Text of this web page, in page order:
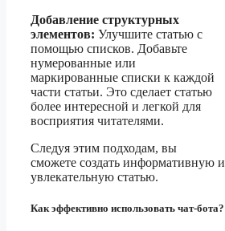
Добавление структурных
элементов: Улучшите статью с
помощью списков. Добавьте
нумерованные или
маркированные списки к каждой
части статьи. Это сделает статью
более интересной и легкой для
восприятия читателями.
Следуя этим подходам, вы
сможете создать информативную и
увлекательную статью.
Как эффективно использовать чат-бота?